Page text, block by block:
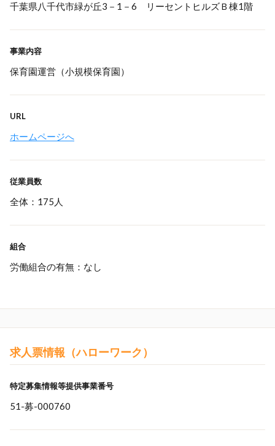
千葉県八千代市緑が丘3－1－6 リーセントヒルズＢ棟1階
事業内容
保育園運営（小規模保育園）
URL
ホームページへ
従業員数
全体：175人
組合
労働組合の有無：なし
求人票情報（ハローワーク）
特定募集情報等提供事業番号
51-募-000760